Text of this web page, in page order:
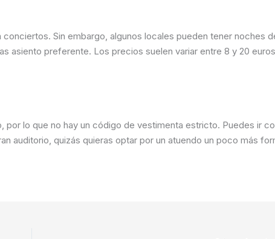
Sin embargo, algunos locales pueden tener noches
asiento preferente. Los precios suelen variar entre 8 y 20
lo que no hay un código de vestimenta estricto. Puedes ir
auditorio, quizás quieras optar por un atuendo un poco más